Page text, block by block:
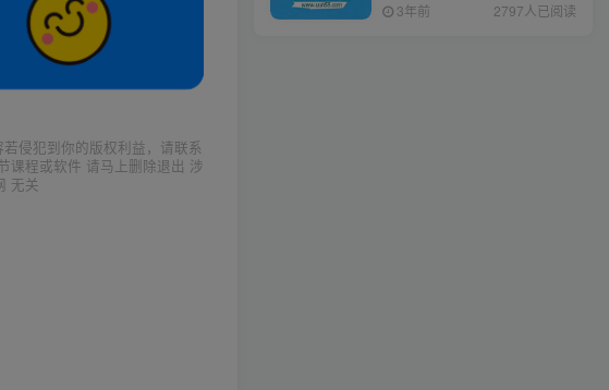
侵犯到你的版权利益，请联系
课程或软件 请马上删除退出 涉
无关
3年前 2797人已阅读